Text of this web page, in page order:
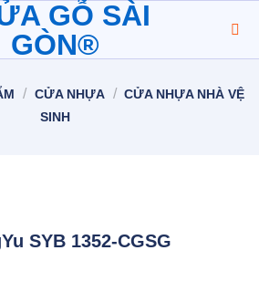
/ CỬA NHỰA / CỬA NHỰA NHÀ VỆ
SINH
SYB 1352-CGSG